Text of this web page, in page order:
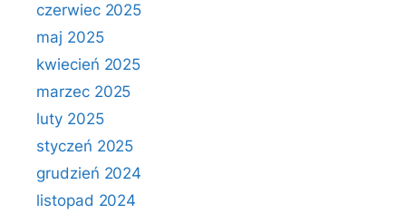
czerwiec 2025
maj 2025
kwiecień 2025
marzec 2025
luty 2025
styczeń 2025
grudzień 2024
listopad 2024